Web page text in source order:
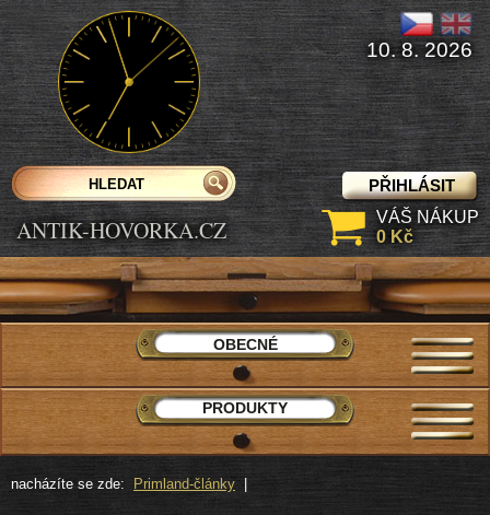
nacházíte se zde: Primland-články
ANTIK-HOVORKA.CZ
PŘIHLÁSIT
10. 8. 2026
VÁŠ NÁKUP
0 Kč
OBECNÉ
PRODUKTY